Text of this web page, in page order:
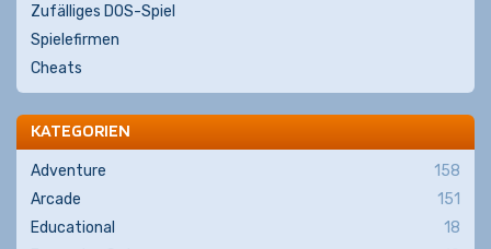
Zufälliges DOS-Spiel
Spielefirmen
Cheats
KATEGORIEN
Adventure
158
Arcade
151
Educational
18